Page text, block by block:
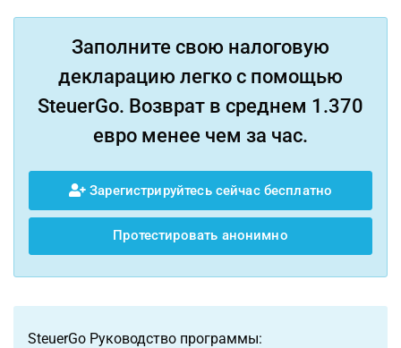
Заполните свою налоговую
декларацию легко с помощью
SteuerGo. Возврат в среднем 1.370
евро менее чем за час.
Зарегистрируйтесь сейчас бесплатно
Протестировать анонимно
SteuerGo Руководство программы: